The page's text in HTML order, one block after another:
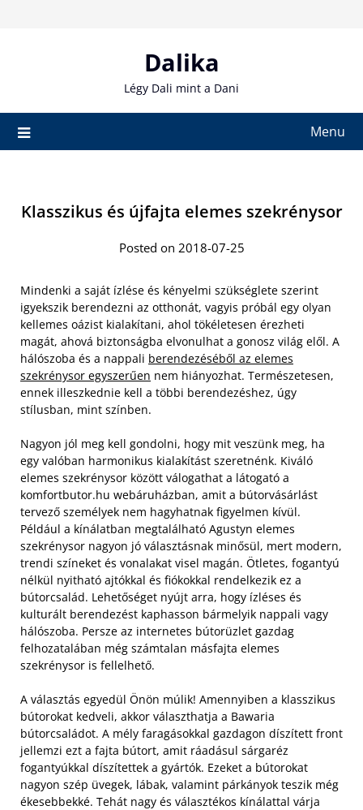
Dalika
Légy Dali mint a Dani
Menu
Klasszikus és újfajta elemes szekrénysor
Posted on 2018-07-25
Mindenki a saját ízlése és kényelmi szükséglete szerint
igyekszik berendezni az otthonát, vagyis próbál egy olyan
kellemes oázist kialakítani, ahol tökéletesen érezheti
magát, ahová biztonságba elvonulhat a gonosz világ elől. A
hálószoba és a nappali berendezéséből az elemes
szekrénysor egyszerűen nem hiányozhat. Természetesen,
ennek illeszkednie kell a többi berendezéshez, úgy
stílusban, mint színben.
Nagyon jól meg kell gondolni, hogy mit veszünk meg, ha
egy valóban harmonikus kialakítást szeretnénk. Kiváló
elemes szekrénysor között válogathat a látogató a
komfortbutor.hu webáruházban, amit a bútorvásárlást
tervező személyek nem hagyhatnak figyelmen kívül.
Például a kínálatban megtalálható Agustyn elemes
szekrénysor nagyon jó választásnak minősül, mert modern,
trendi színeket és vonalakat visel magán. Ötletes, fogantyú
nélkül nyitható ajtókkal és fiókokkal rendelkezik ez a
bútorcsalád. Lehetőséget nyújt arra, hogy ízléses és
kulturált berendezést kaphasson bármelyik nappali vagy
hálószoba. Persze az internetes bútorüzlet gazdag
felhozatalában még számtalan másfajta elemes
szekrénysor is fellelhető.
A választás egyedül Önön múlik! Amennyiben a klasszikus
bútorokat kedveli, akkor választhatja a Bawaria
bútorcsaládot. A mély faragásokkal gazdagon díszített front
jellemzi ezt a fajta bútort, amit ráadásul sárgaréz
fogantyúkkal díszítettek a gyártók. Ezeket a bútorokat
nagyon szép üvegek, lábak, valamint párkányok teszik még
ékesebbekké. Tehát nagy és választékos kínálattal várja